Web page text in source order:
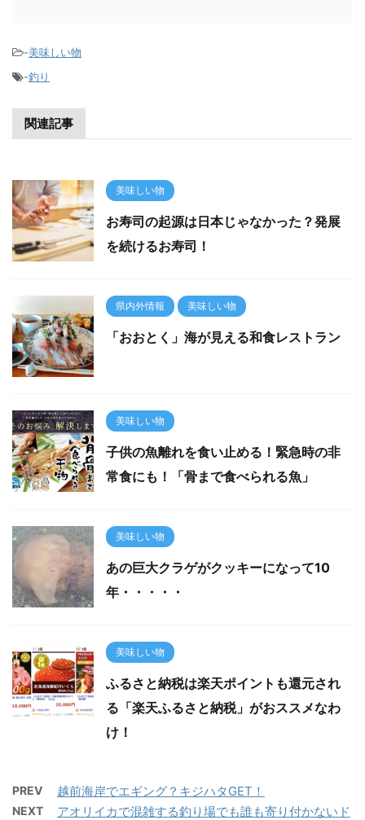
-美味しい物
-釣り
関連記事
美味しい物
お寿司の起源は日本じゃなかった？発展
を続けるお寿司！
県内外情報 美味しい物
「おおとく」海が見える和食レストラン
美味しい物
子供の魚離れを食い止める！緊急時の非
常食にも！「骨まで食べられる魚」
美味しい物
あの巨大クラゲがクッキーになって10
年・・・・・
美味しい物
ふるさと納税は楽天ポイントも還元され
る「楽天ふるさと納税」がおススメなわ
け！
PREV 越前海岸でエギング？キジハタGET！
NEXT アオリイカで混雑する釣り場でも誰も寄り付かないド